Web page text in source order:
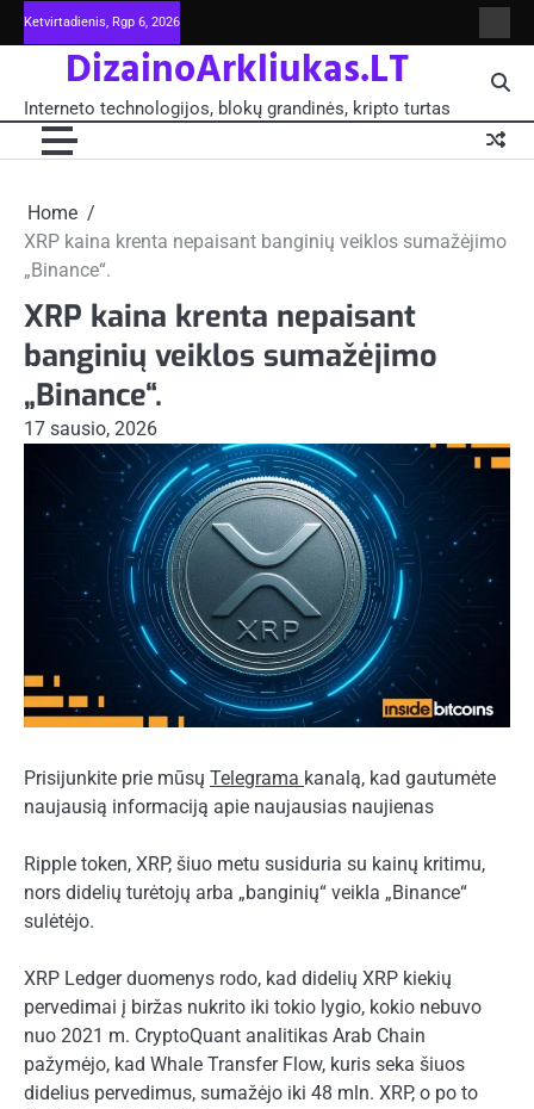
Skip
to
Ketvirtadienis, Rgp 6, 2026
ir
blokų
DizainoArkliukas.LT
Interneto technologijos, blokų grandinės, kripto turtas
Home
XRP kaina krenta nepaisant banginių veiklos sumažėjimo
„Binance“.
XRP kaina krenta nepaisant
banginių veiklos sumažėjimo
„Binance“.
17 sausio, 2026
Prisijunkite prie mūsų Telegrama kanalą, kad gautumėte
naujausią informaciją apie naujausias naujienas
Ripple token, XRP, šiuo metu susiduria su kainų kritimu,
nors didelių turėtojų arba „banginių“ veikla „Binance“
sulėtėjo.
XRP Ledger duomenys rodo, kad didelių XRP kiekių
pervedimai į biržas nukrito iki tokio lygio, kokio nebuvo
nuo 2021 m. CryptoQuant analitikas Arab Chain
pažymėjo, kad Whale Transfer Flow, kuris seka šiuos
didelius pervedimus, sumažėjo iki 48 mln. XRP, o po to